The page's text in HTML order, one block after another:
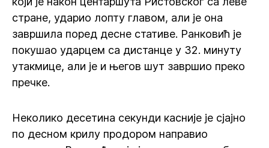
стране, ударио лопту главом, али је она
завршила поред десне стативе. Ранковић је
покушао ударцем са дистанце у 32. минуту
утакмице, али је и његов шут завршио преко
пречке.
Неколико десетина секунди касније је сјајно
по десном крилу продором направио